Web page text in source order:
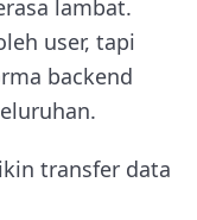
lambat.
user, tapi
backend
transfer data